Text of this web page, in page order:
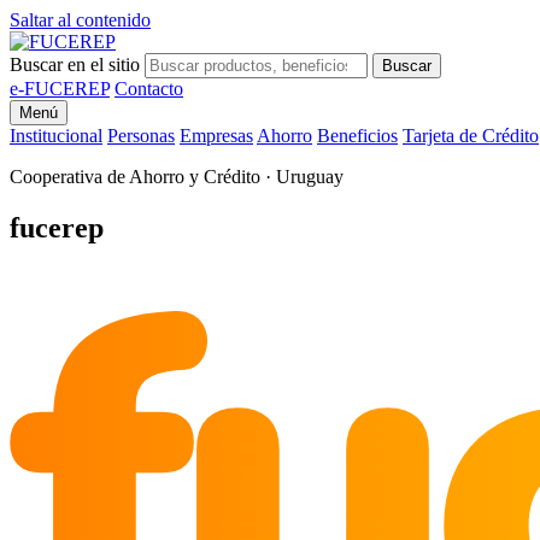
Saltar al contenido
Buscar en el sitio Buscar
e-FUCEREP Contacto
Menú
Institucional Personas Empresas Ahorro Beneficios Tarjeta de Crédito
Cooperativa de Ahorro y Crédito · Uruguay
fucerep